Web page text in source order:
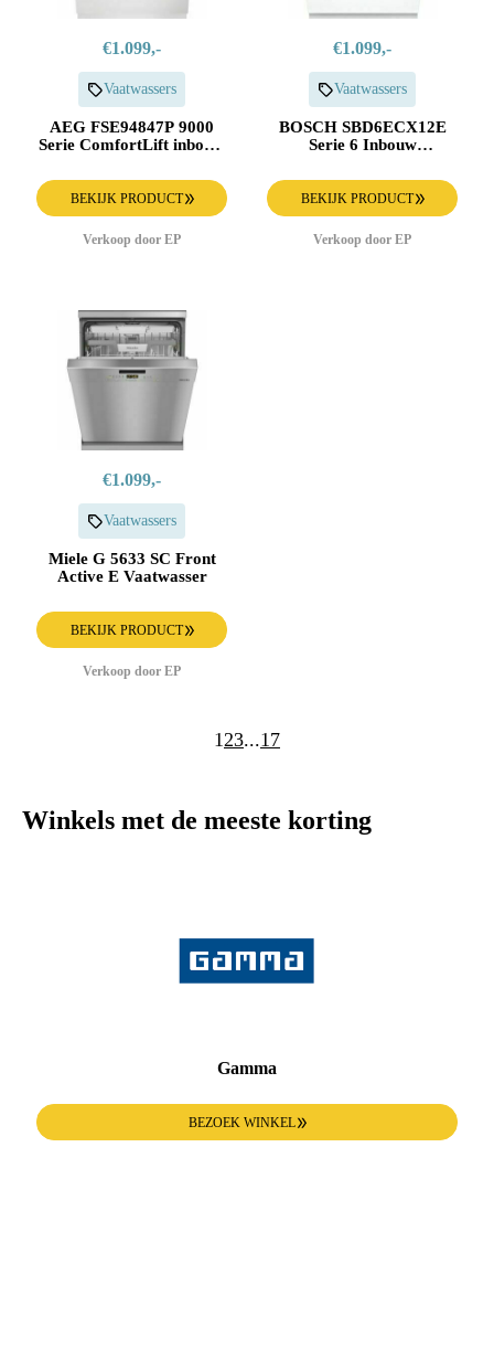
€1.099,-
Vaatwassers
AEG FSE94847P 9000
Serie ComfortLift inbouw
BEKIJK PRODUCT
Verkoop door EP
€1.099,-
Vaatwassers
BOSCH SBD6ECX12E
Serie 6 Inbouw
BEKIJK PRODUCT
Verkoop door EP
€1.099,-
Vaatwassers
Miele G 5633 SC Front
Active E Vaatwasser
BEKIJK PRODUCT
Verkoop door EP
123...17
Winkels met de meeste korting
Gamma
BEZOEK WINKEL